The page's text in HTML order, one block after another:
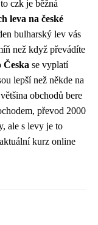
czk je běžná
leva na české
bulharský lev vás
než když převádíte
Česka se vyplatí
lepší než někde na
obchodů bere
převod 2000
ale s levy je to
kurz online